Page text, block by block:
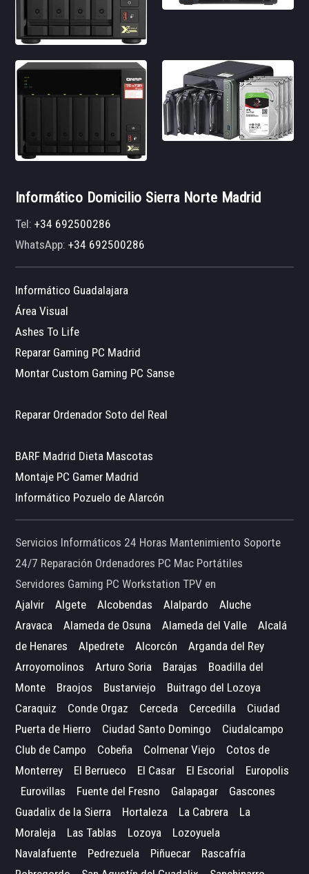
Informático Domicilio Sierra Norte Madrid
Tel:+34 692500286
WhatsApp:+34 692500286
Informático Guadalajara
Área Visual
Ashes To Life
Reparar Gaming PC Madrid
Montar Custom Gaming PC Sanse
Reparar Ordenador Soto del Real
BARF Madrid Dieta Mascotas
Montaje PC Gamer Madrid
Informático Pozuelo de Alarcón
Servicios Informáticos 24 Horas Mantenimiento Soporte
24/7 Reparación Ordenadores PC Mac Portátiles
Servidores Gaming PC Workstation TPV en
Ajalvir
Algete Alcobendas Alalpardo
Aluche
Aravaca
Alameda de Osuna Alameda del Valle
Alcalá
de Henares
Alpedrete Alcorcón
Arganda del Rey
Arroyomolinos
Arturo Soria Barajas
Boadilla del
Monte
Braojos Bustarviejo
Buitrago del Lozoya
Caraquiz
Conde Orgaz Cerceda Cercedilla
Ciudad
Puerta de Hierro
Ciudad Santo Domingo
Ciudalcampo
Club de Campo
Cobeña Colmenar Viejo
Cotos de
Monterrey
El Berrueco El Casar El Escorial
Europolis
Eurovillas
Fuente del Fresno Galapagar
Gascones
Guadalix de la Sierra
Hortaleza La Cabrera
La
Moraleja
Las Tablas Lozoya
Lozoyuela
Navalafuente
Pedrezuela Piñuecar
Rascafría